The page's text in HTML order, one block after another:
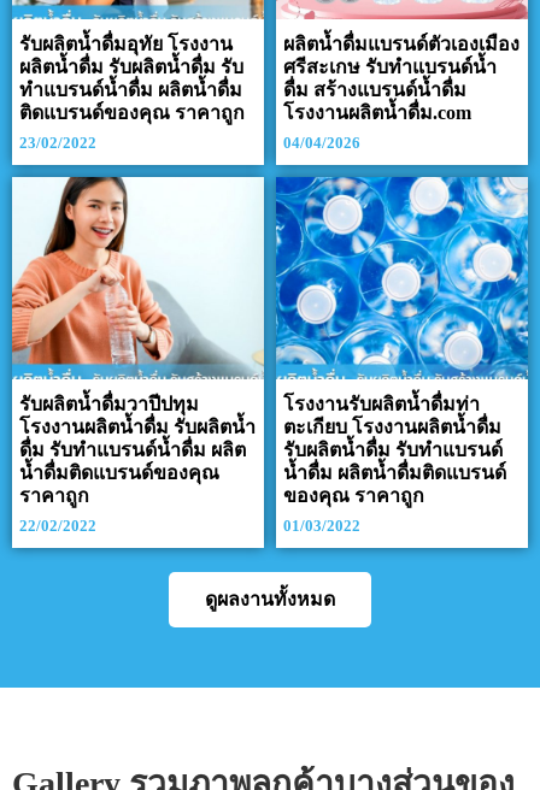
รับผลิตน้ำดื่มอุทัย โรงงาน
ผลิตน้ำดื่ม รับผลิตน้ำดื่ม รับ
ทำแบรนด์น้ำดื่ม ผลิตน้ำดื่ม
ติดแบรนด์ของคุณ ราคาถูก
23/02/2022
ผลิตน้ำดื่มแบรนด์ตัวเองเมือง
ศรีสะเกษ รับทำแบรนด์น้ำ
ดื่ม สร้างแบรนด์น้ำดื่ม
โรงงานผลิตน้ำดื่ม.com
04/04/2026
รับผลิตน้ำดื่มวาปีปทุม
โรงงานผลิตน้ำดื่ม รับผลิตน้ำ
ดื่ม รับทำแบรนด์น้ำดื่ม ผลิต
น้ำดื่มติดแบรนด์ของคุณ
ราคาถูก
22/02/2022
โรงงานรับผลิตน้ำดื่มท่า
ตะเกียบ โรงงานผลิตน้ำดื่ม
รับผลิตน้ำดื่ม รับทำแบรนด์
น้ำดื่ม ผลิตน้ำดื่มติดแบรนด์
ของคุณ ราคาถูก
01/03/2022
ดูผลงานทั้งหมด